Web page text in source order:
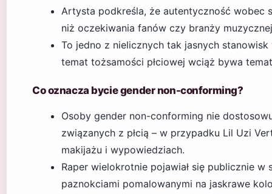
Artysta podkreśla, że autentyczność wobec
niż oczekiwania fanów czy branży
To jedno z nielicznych tak jasnych
temat tożsamości płciowej wciąż bywa
Co oznacza bycie gender non-conforming?
Osoby gender non-conforming nie
związanych z płcią – w przypadku Lil Uzi
makijażu i wypowiedziach.
Raper wielokrotnie pojawiał się publicznie w
paznokciami pomalowanymi na jaskrawe